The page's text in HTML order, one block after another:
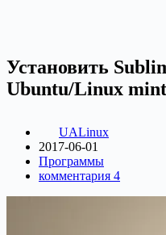
Установить
Ubuntu/Linux mint
UALinux
2017-06-01
Программы
комментария 4